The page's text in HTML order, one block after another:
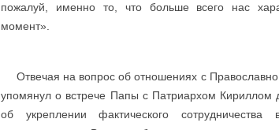
пожалуй, именно то, что больше всего нас
момент».
Отвечая на вопрос об отношениях с
упомянул о встрече Папы с Патриархом Кириллом
об укреплении фактического сотрудничества